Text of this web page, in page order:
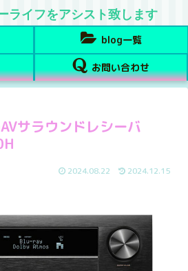
ライフをアシスト致します
blog一覧
お問い合わせ
サラウンドレシーバ
2024.08.22 2024.12.15